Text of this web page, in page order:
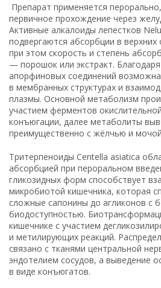
Препарат применяется
первичное прохождение через
Активные алкалоиды лепестков
подвергаются абсорбции в
при этом скорость и степень
— порошок или экстракт.
апорфиновых соединений
в мембранных структурах и
плазмы. Основной метаболизм
участием ферментов
конъюгации, далее метаболиты
преимущественно с жёлчью и
Тритерпеноиды Centella asiatica
абсорбцией при пероральном
гликозидных форм способствует
микробиотой кишечника, которая
сложные сапонины до агликонов с
биодоступностью.
кишечнике с участием
и метилирующих реакций.
связано с тканями центральной
эндотелием сосудов, а выведение
в виде конъюгатов.